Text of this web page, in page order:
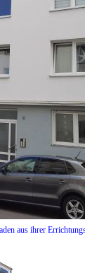
aus ihrer